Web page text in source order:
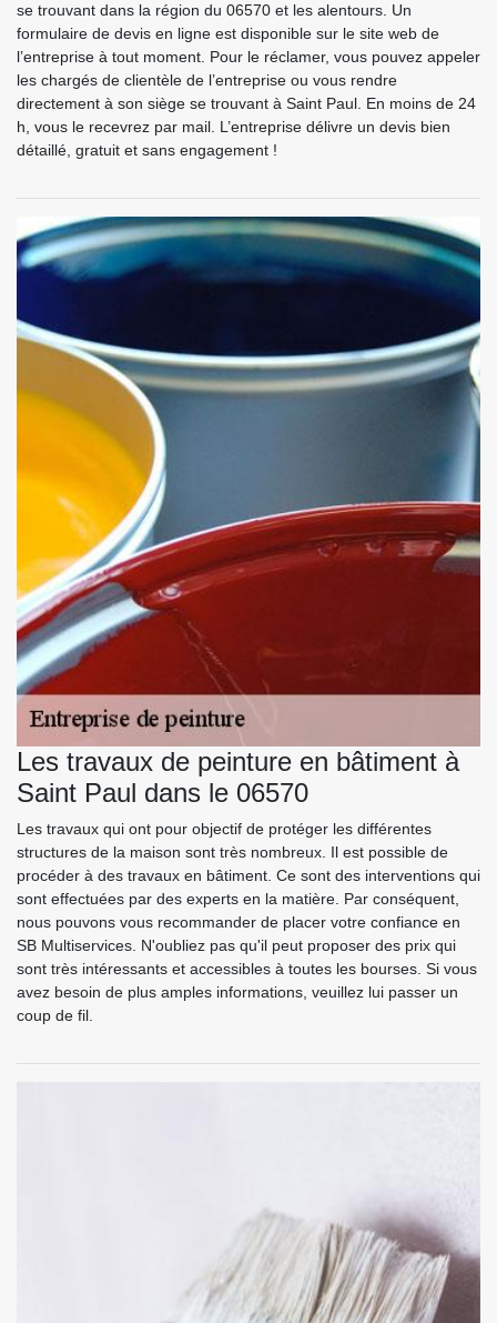
se trouvant dans la région du 06570 et les alentours. Un
formulaire de devis en ligne est disponible sur le site web de
l’entreprise à tout moment. Pour le réclamer, vous pouvez appeler
les chargés de clientèle de l’entreprise ou vous rendre
directement à son siège se trouvant à Saint Paul. En moins de 24
h, vous le recevrez par mail. L’entreprise délivre un devis bien
détaillé, gratuit et sans engagement !
Les travaux de peinture en bâtiment à
Saint Paul dans le 06570
Les travaux qui ont pour objectif de protéger les différentes
structures de la maison sont très nombreux. Il est possible de
procéder à des travaux en bâtiment. Ce sont des interventions qui
sont effectuées par des experts en la matière. Par conséquent,
nous pouvons vous recommander de placer votre confiance en
SB Multiservices. N'oubliez pas qu'il peut proposer des prix qui
sont très intéressants et accessibles à toutes les bourses. Si vous
avez besoin de plus amples informations, veuillez lui passer un
coup de fil.